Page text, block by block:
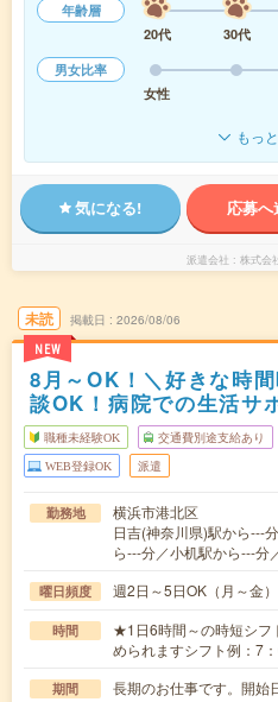
年齢層
20代
30代
男女比率
女性
もっ
気になる! 応募へ
派遣会社 株式会
未読
NEW
掲載日 2026/08/06
8月～OK！＼好きな時
談OK！病院での生活サ
職種未経験OK 交通費別途支給あり
WEB登録OK 派遣
勤務地
横浜市港北区
日吉(神奈川県)駅から---
ら---分／小机駅から---分
曜日頻度 週2日～5日OK（月～
時間
★1日6時間～の時短シフ
められますシフト例：7
期間 長期のお仕事です。開